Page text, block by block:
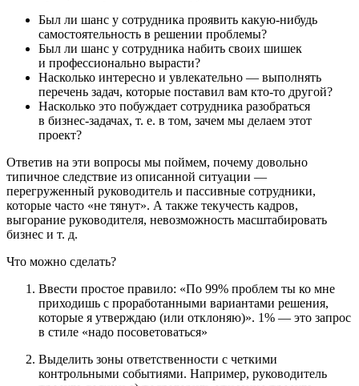
Был ли шанс у сотрудника проявить какую-нибудь
самостоятельность в решении проблемы?
Был ли шанс у сотрудника набить своих шишек
и профессионально вырасти?
Насколько интересно и увлекательно — выполнять
перечень задач, которые поставил вам кто-то другой?
Насколько это побуждает сотрудника разобраться
в бизнес-задачах, т. е. в том, зачем мы делаем этот
проект?
Ответив на эти вопросы мы поймем, почему довольно
типичное следствие из описанной ситуации —
перегруженный руководитель и пассивные сотрудники,
которые часто «не тянут». А также текучесть кадров,
выгорание руководителя, невозможность масштабировать
бизнес и т. д.
Что можно сделать?
Ввести простое правило: «По 99% проблем ты ко мне
приходишь с проработанными вариантами решения,
которые я утверждаю (или отклоняю)». 1% — это запрос
в стиле «надо посоветоваться»
Выделить зоны ответственности с четкими
контрольными событиями. Например, руководитель